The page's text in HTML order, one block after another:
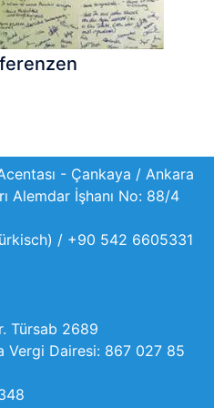
- Çankaya / Ankara
Alemdar İşhanı No: 88/4
/ +90 542 6605331
Türsab 2689
Vergi Dairesi: 867 027 85